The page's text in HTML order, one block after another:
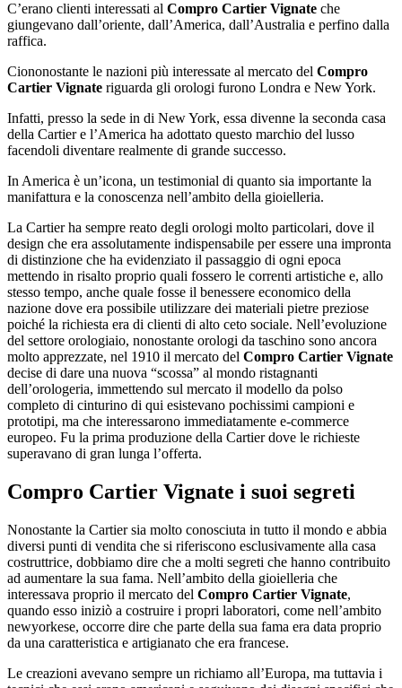
C’erano clienti interessati al Compro Cartier Vignate che
giungevano dall’oriente, dall’America, dall’Australia e perfino dalla
raffica.
Ciononostante le nazioni più interessate al mercato del Compro
Cartier Vignate riguarda gli orologi furono Londra e New York.
Infatti, presso la sede in di New York, essa divenne la seconda casa
della Cartier e l’America ha adottato questo marchio del lusso
facendoli diventare realmente di grande successo.
In America è un’icona, un testimonial di quanto sia importante la
manifattura e la conoscenza nell’ambito della gioielleria.
La Cartier ha sempre reato degli orologi molto particolari, dove il
design che era assolutamente indispensabile per essere una impronta
di distinzione che ha evidenziato il passaggio di ogni epoca
mettendo in risalto proprio quali fossero le correnti artistiche e, allo
stesso tempo, anche quale fosse il benessere economico della
nazione dove era possibile utilizzare dei materiali pietre preziose
poiché la richiesta era di clienti di alto ceto sociale. Nell’evoluzione
del settore orologiaio, nonostante orologi da taschino sono ancora
molto apprezzate, nel 1910 il mercato del Compro Cartier Vignate
decise di dare una nuova “scossa” al mondo ristagnanti
dell’orologeria, immettendo sul mercato il modello da polso
completo di cinturino di qui esistevano pochissimi campioni e
prototipi, ma che interessarono immediatamente e-commerce
europeo. Fu la prima produzione della Cartier dove le richieste
superavano di gran lunga l’offerta.
Compro Cartier Vignate i suoi segreti
Nonostante la Cartier sia molto conosciuta in tutto il mondo e abbia
diversi punti di vendita che si riferiscono esclusivamente alla casa
costruttrice, dobbiamo dire che a molti segreti che hanno contribuito
ad aumentare la sua fama. Nell’ambito della gioielleria che
interessava proprio il mercato del Compro Cartier Vignate,
quando esso iniziò a costruire i propri laboratori, come nell’ambito
newyorkese, occorre dire che parte della sua fama era data proprio
da una caratteristica e artigianato che era francese.
Le creazioni avevano sempre un richiamo all’Europa, ma tuttavia i